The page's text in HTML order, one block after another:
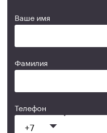
Ваше имя
Фамилия
Телефон